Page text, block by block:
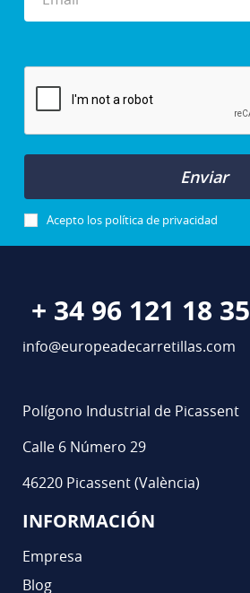
Enviar
Acepto los política de privacidad
+ 34 96 121 18 35
info@europeadecarretillas.com
Polígono Industrial de Picassent
Calle 6 Número 29
46220 Picassent (València)
INFORMACIÓN
Empresa
Blog